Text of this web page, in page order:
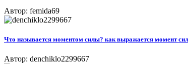
Автор: femida69
Что называется моментом силы? как выражается момент
Автор: denchiklo2299667